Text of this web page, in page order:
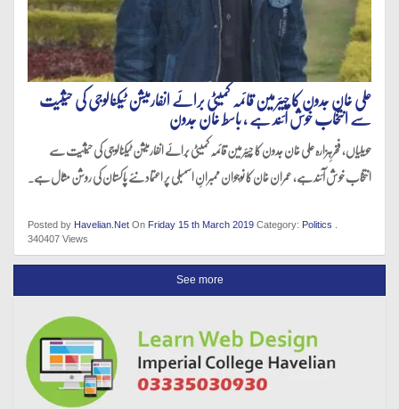
علی خان جدون کا چیئرمین قائمہ کمیٹی برائے انفارمیشن ٹیکنالوجی کی حیثیت
سے انتخاب خوش آئند ہے ، باسط خان جدون
حویلیاں، فخرِہزارہ علی خان جدون کا چیئرمین قائمہ کمیٹی برائے انفارمیشن ٹیکنالوجی کی حیثیت سے
انتخاب خوش آئند ہے، عمران خان کا نوجوان ممبرانِ اسمبلی پر اعتماد نئے پاکستان کی روشن مثال ہے۔
Posted by Havelian.Net On Friday 15 th March 2019 Category: Politics
340407 Views
See more